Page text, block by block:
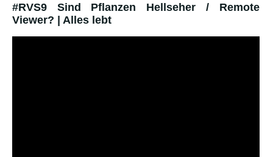
#RVS9 Sind Pflanzen Hellseher / Remote
Viewer? | Alles lebt